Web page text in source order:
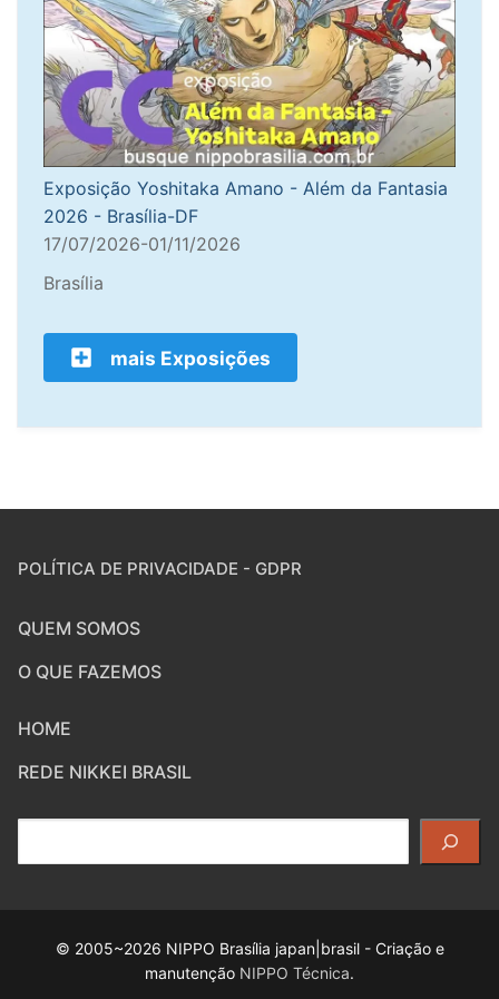
Exposição Yoshitaka Amano - Além da Fantasia
2026 - Brasília-DF
17/07/2026-01/11/2026
Brasília
mais Exposições
POLÍTICA DE PRIVACIDADE - GDPR
QUEM SOMOS
O QUE FAZEMOS
HOME
REDE NIKKEI BRASIL
© 2005~2026 NIPPO Brasília japan|brasil - Criação e
manutenção NIPPO Técnica.